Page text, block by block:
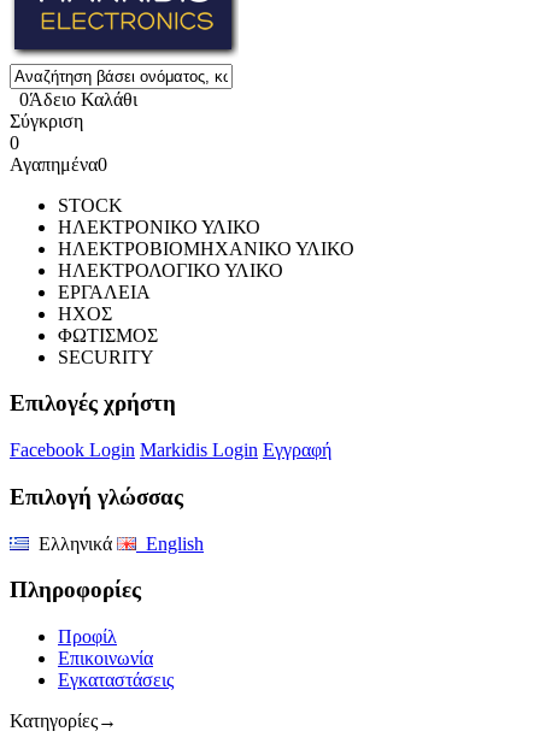
0Άδειο Καλάθι
Σύγκριση
0
Αγαπημένα0
STOCK
ΗΛΕΚΤΡΟΝΙΚΟ ΥΛΙΚΟ
ΗΛΕΚΤΡΟΒΙΟΜΗΧΑΝΙΚΟ ΥΛΙΚΟ
ΗΛΕΚΤΡΟΛΟΓΙΚΟ ΥΛΙΚΟ
ΕΡΓΑΛΕΙΑ
ΗΧΟΣ
ΦΩΤΙΣΜΟΣ
SECURITY
Επιλογές χρήστη
Facebook Login Markidis Login Εγγραφή
Επιλογή γλώσσας
Ελληνικά English
Πληροφορίες
Προφίλ
Επικοινωνία
Εγκαταστάσεις
Κατηγορίες→